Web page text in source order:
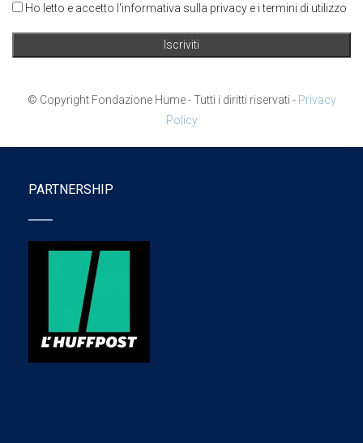
Ho letto e accetto l'informativa sulla privacy e i termini di utilizzo
© Copyright Fondazione Hume - Tutti i diritti riservati - Privacy
Policy
PARTNERSHIP